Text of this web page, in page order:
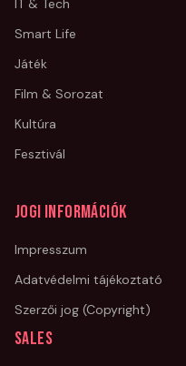
IT & Tech
Smart Life
Játék
Film & Sorozat
Kultúra
Fesztivál
Jogi információk
Impresszum
Adatvédelmi tájékoztató
Szerzői jog (Copyright)
Sales